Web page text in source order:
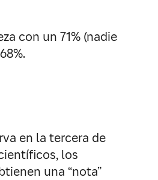
con un 71% (nadie
en la tercera de
los
una “nota”